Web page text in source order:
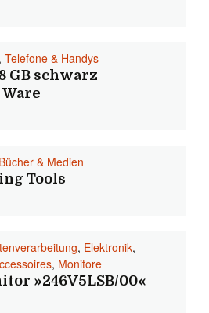
, Telefone & Handys
GB schwarz
Ware
& Medien
Tools
, Elektronik,
, Monitore
»246V5LSB/00«